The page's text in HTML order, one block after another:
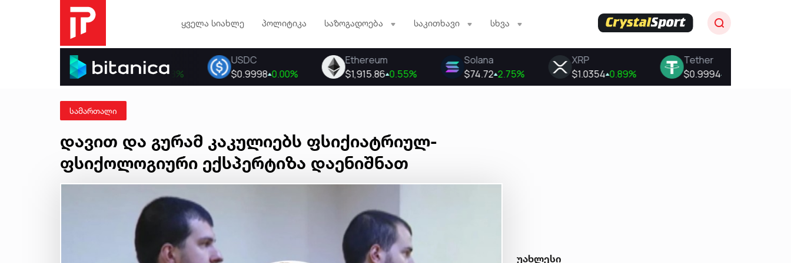
ყველა სიახლე პოლიტიკა საზოგადოება საკითხავი სხვა
სამართალი
დავით და გურამ კაკულიებს ფსიქიატრიულ-
ფსიქოლოგიური ექსპერტიზა დაენიშნათ
უახლესი